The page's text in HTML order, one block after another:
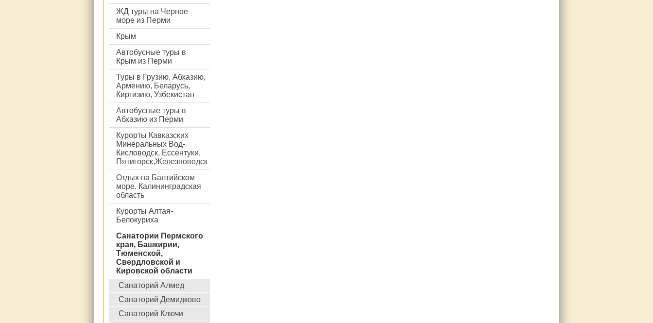
ЖД туры на Черное
море из Перми
Крым
Автобусные туры в
Крым из Перми
Туры в Грузию, Абхазию,
Армению, Беларусь,
Киргизию, Узбекистан
Автобусные туры в
Абхазию из Перми
Курорты Кавказских
Минеральных Вод-
Кисловодск, Ессентуки,
Пятигорск,Железноводск
Отдых на Балтийском
море. Калининградская
область
Курорты Алтая-
Белокуриха
Санатории Пермского
края, Башкирии,
Тюменской,
Свердловской и
Кировской области
Санаторий Алмед
Санаторий Демидково
Санаторий Ключи